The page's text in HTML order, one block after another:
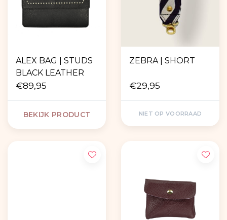
ALEX BAG | STUDS
BLACK LEATHER
€89,95
BEKIJK PRODUCT
ZEBRA | SHORT
€29,95
NIET OP VOORRAAD